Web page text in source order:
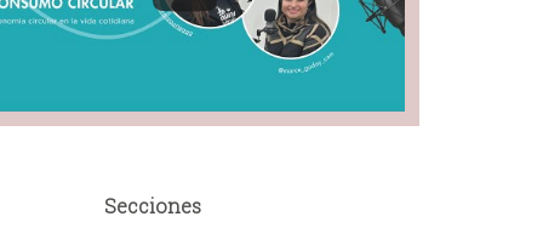
Secciones